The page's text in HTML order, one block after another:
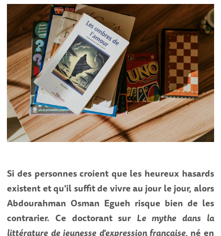
Si des personnes croient que les heureux hasards
existent et qu'il suffit de vivre au jour le jour, alors
Abdourahman Osman Egueh risque bien de les
contrarier. Ce doctorant sur Le mythe dans la
littérature de jeunesse d'expression française, né en